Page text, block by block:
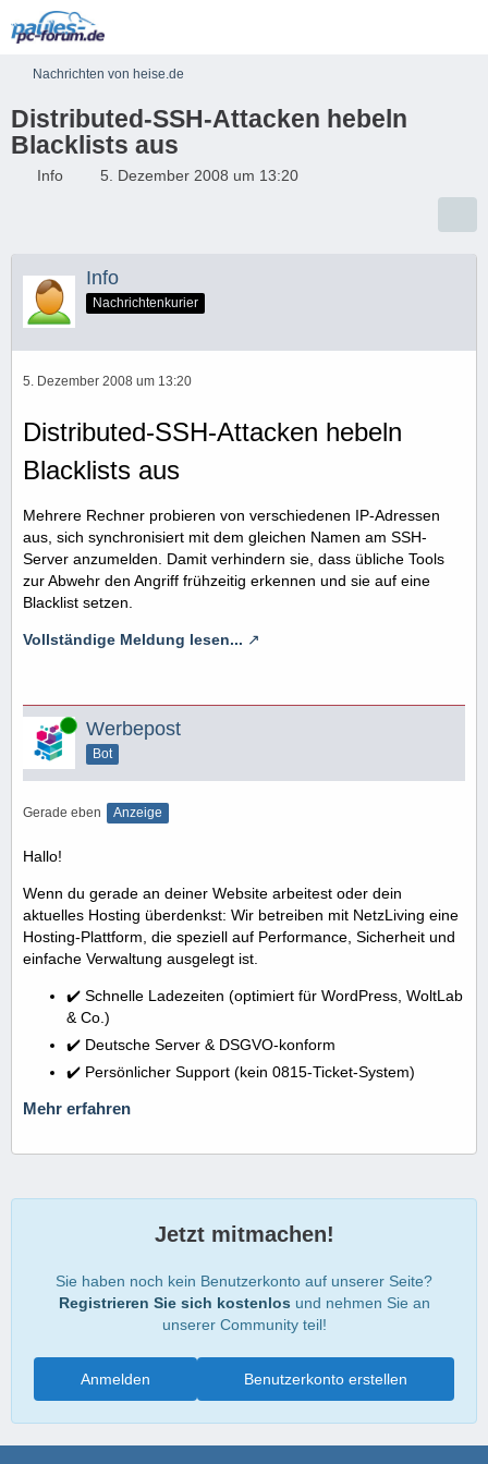
Nachrichten von heise.de
Distributed-SSH-Attacken hebeln
Blacklists aus
Info 5. Dezember 2008 um 13:20
Info
Nachrichtenkurier
5. Dezember 2008 um 13:20
Distributed-SSH-Attacken hebeln
Blacklists aus
Mehrere Rechner probieren von verschiedenen IP-Adressen
aus, sich synchronisiert mit dem gleichen Namen am SSH-
Server anzumelden. Damit verhindern sie, dass übliche Tools
zur Abwehr den Angriff frühzeitig erkennen und sie auf eine
Blacklist setzen.
Vollständige Meldung lesen...
Online Werbepost
Bot
Gerade eben Anzeige
Hallo!
Wenn du gerade an deiner Website arbeitest oder dein
aktuelles Hosting überdenkst: Wir betreiben mit NetzLiving eine
Hosting-Plattform, die speziell auf Performance, Sicherheit und
einfache Verwaltung ausgelegt ist.
✔️ Schnelle Ladezeiten (optimiert für WordPress, WoltLab
& Co.)
✔️ Deutsche Server & DSGVO-konform
✔️ Persönlicher Support (kein 0815-Ticket-System)
Mehr erfahren
Jetzt mitmachen!
Sie haben noch kein Benutzerkonto auf unserer Seite?
Registrieren Sie sich kostenlos und nehmen Sie an
unserer Community teil!
Benutzerkonto erstellen
Anmelden